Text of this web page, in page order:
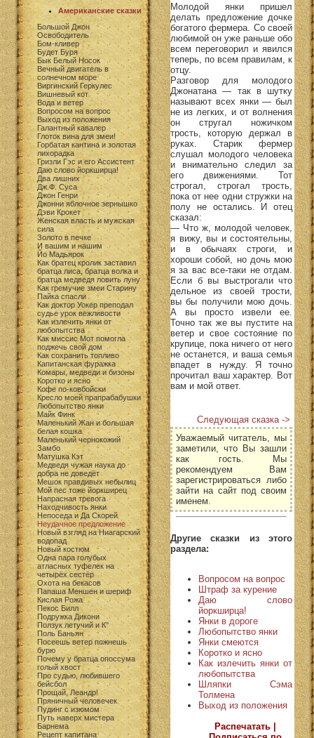
Американские сказки
Большой Джон
Освободитель
Бом-кливер
Будет Буря
Бык Белый Носок
Вечный двигатель в
солнечном море
Виргинский Геркулес
Вишневый кот
Вода и ветер
Вопросом на вопрос
Выход из положения
Галантный кавалер
Глоток вина для змеи!
Горбатая кантина и золотая
лихорадка
Гризли Гэс и его Ассистент
Даю слово йоркширца!
Два лишних
Дж.Ф. Суса
Джон Генри
Джонни яблочное зернышко
Дэви Крокет
Женская власть и мужская
сила
Золото в печке
И вашим и нашим
Йо Мадьярок
Как братец кролик заставил
братца лиса, братца волка и
братца медведя ловить луну
Как гремучие змеи Старину
Пайка спасли
Как доктор Уокер преподал
судье урок вежливости
Как излечить янки от
любопытства
Как миссис Мот помогла
поджечь свой дом
Как сохранить топливо
Капитанская фуражка
Комары, медведи и бизоны
Коротко и ясно
Кофе по-ковбойски
Кресло моей прапрабабушки
Любопытство янки
Майк Финк
Маленький Жан и большая
белая кошка
Маленький чернокожий
Замбо
Матушка Кэт
Медведя чужая наука до
добра не доведёт
Мешок правдивых небылиц
Мой пес тоже йоркширец
Напрасная тревога
Находчивость янки
Непоседа и Да Скорей
Неудачное предложение
Новый взгляд на Ниагарский
водопад
Новый костюм
Одна пара голубых
атласных туфелек на
четырёх сестёр
Охота на бекасов
Папаша Меншен и шериф
Кислая Рожа
Пекос Билл
Подружка Дикони
Ползук летучий и К°
Поль Баньян
Посеешь ветер пожнешь
бурю
Почему у братца опоссума
голый хвост
Про судью, любившего
бейсбол
Прощай, Леандр!
Пряничный человечек
Пудинг с изюмом
Путь наверх мистера
Барнема
Рецепт капитана
Молодой янки пришел
делать предложение дочке
богатого фермера. Со своей
любимой он уже раньше обо
всем переговорил и явился
теперь, по всем правилам, к
отцу.
Разговор для молодого
Джонатана — так в шутку
называют всех янки — был
не из легких, и от волнения
он стругал ножичком
трость, которую держал в
руках. Старик фермер
слушал молодого человека
и внимательно следил за
его движениями. Тот
строгал, строгал трость,
пока от нее одни стружки на
полу не остались. И отец
сказал:
— Что ж, молодой человек,
я вижу, вы и состоятельны,
и в обычаях строги, и
хороши собой, но дочь мою
я за вас все-таки не отдам.
Если б вы выстрогали что
дельное из своей трости,
вы бы получили мою дочь.
А вы просто извели ее.
Точно так же вы пустите на
ветер и свое состояние по
крупице, пока ничего от него
не останется, и ваша семья
впадет в нужду. Я точно
прочитал ваш характер. Вот
вам и мой ответ.
Следующая сказка ->
Уважаемый читатель, мы
заметили, что Вы зашли
как гость. Мы
рекомендуем Вам
зарегистрироваться либо
зайти на сайт под своим
именем.
Другие сказки из этого
раздела:
Вопросом на вопрос
Штраф за курение
Даю слово
йоркширца!
Янки в дороге
Любопытство янки
Янки смеются
Коротко и ясно
Как излечить янки от
любопытства
Шляпки Сэма
Толмена
Выход из положения
Распечатать |